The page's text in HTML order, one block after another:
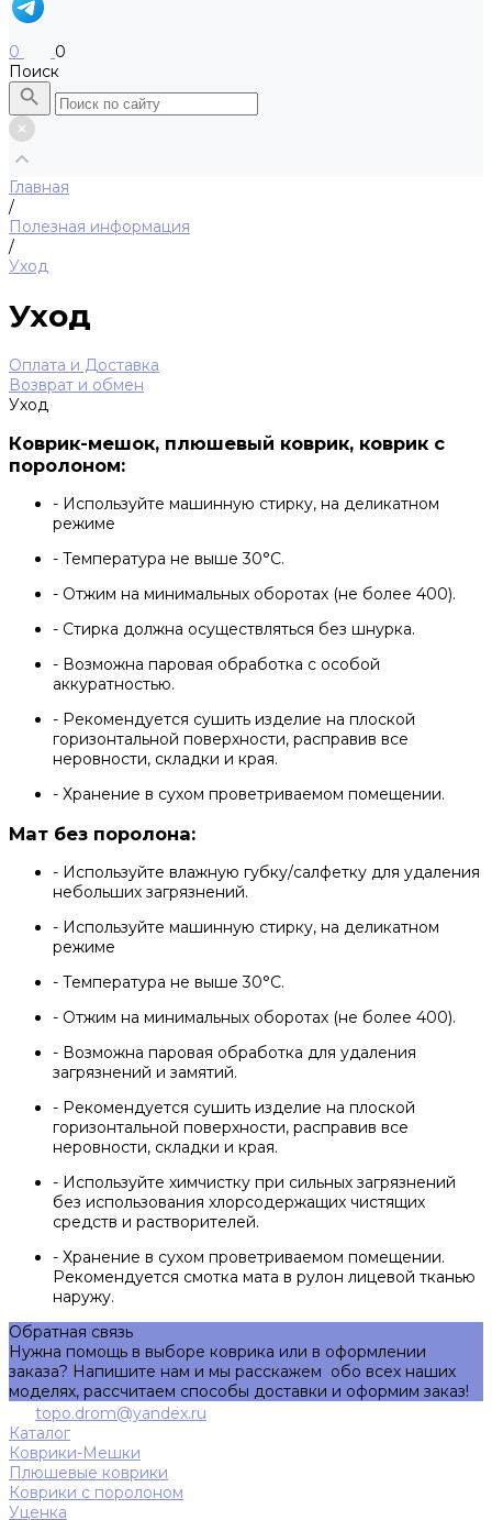
0
0
Поиск
Главная
/
Полезная информация
/
Уход
Уход
Оплата и Доставка
Возврат и обмен
Уход
Коврик-мешок, плюшевый коврик, коврик с
поролоном:
- Используйте машинную стирку, на деликатном
режиме
- Температура не выше 30°С.
- Отжим на минимальных оборотах (не более 400).
- Стирка должна осуществляться без шнурка.
- Возможна паровая обработка с особой
аккуратностью.
- Рекомендуется сушить изделие на плоской
горизонтальной поверхности, расправив все
неровности, складки и края.
- Хранение в сухом проветриваемом помещении.
Мат без поролона:
- Используйте влажную губку/салфетку для удаления
небольших загрязнений.
- Используйте машинную стирку, на деликатном
режиме
- Температура не выше 30°С.
- Отжим на минимальных оборотах (не более 400).
- Возможна паровая обработка для удаления
загрязнений и замятий.
- Рекомендуется сушить изделие на плоской
горизонтальной поверхности, расправив все
неровности, складки и края.
- Используйте химчистку при сильных загрязнений
без использования хлорсодержащих чистящих
средств и растворителей.
- Хранение в сухом проветриваемом помещении.
Рекомендуется смотка мата в рулон лицевой тканью
наружу.
Обратная связь
Нужна помощь в выборе коврика или в оформлении
заказа? Напишите нам и мы расскажем обо всех наших
моделях, рассчитаем способы доставки и оформим заказ!
topo.drom@yandex.ru
Каталог
Коврики-Мешки
Плюшевые коврики
Коврики с поролоном
Уценка